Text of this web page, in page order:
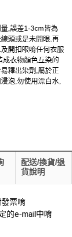
,誤差1-3cm皆為
頭或是未開眼,再
開扣眼唷任何衣服
成衣物顏色互染的
釋出染劑,屬於正
泡,勿使用漂白水,
配送/換貨/退
貨說明
票唷
的e-mail中唷